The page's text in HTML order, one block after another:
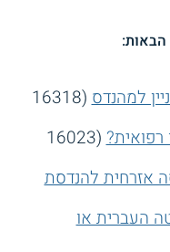
הבאות:
למהנדס (16318
(16023
אזרחית להנדסת
העברית או